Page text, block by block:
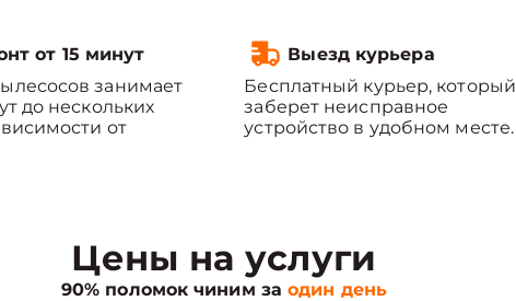
от 15 минут
занимает
до нескольких
от
Выезд курьера
Бесплатный курьер, который
заберет неисправное
устройство в удобном месте.
Цены на услуги
90% поломок чиним заодин день